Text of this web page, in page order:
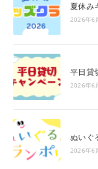
夏休み
2026年6
平日貸
2026年6
ぬいぐ
2026年6